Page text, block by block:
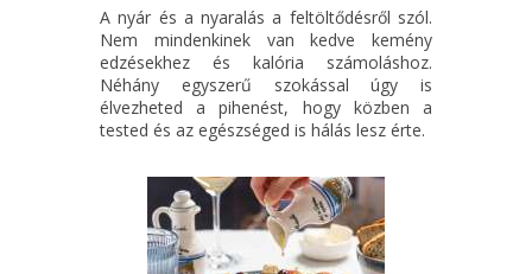
A nyár és a nyaralás a feltöltődésről szól.
Nem mindenkinek van kedve kemény
edzésekhez és kalória számoláshoz.
Néhány egyszerű szokással úgy is
élvezheted a pihenést, hogy közben a
tested és az egészséged is hálás lesz érte.